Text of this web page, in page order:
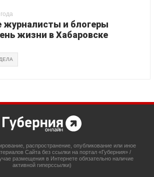
и блогеры
жизни в Хабаровске
распространение, опубликование или иное
Сайта без ссылки на портал «Губерния» /
размещения в Интернете обязательно наличие
активной гиперссылки)